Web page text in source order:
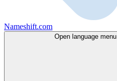
Nameshift.com
Open language menu